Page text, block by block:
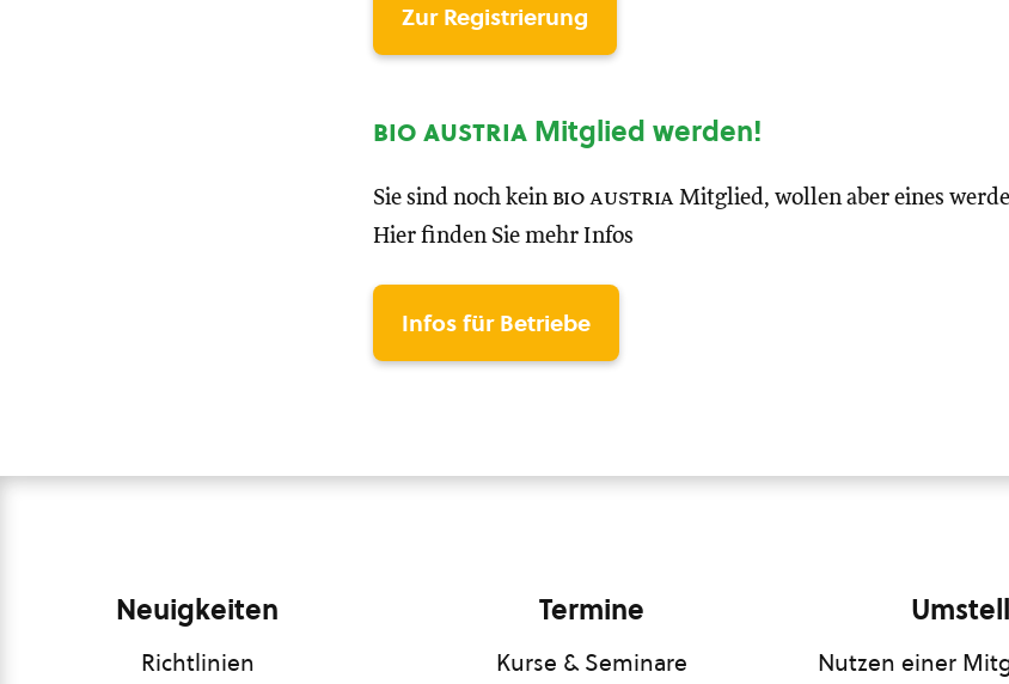
Zur Registrierung
bio austria Mitglied werden!
Sie sind noch kein bio austria Mitglied, wollen aber eines
Hier finden Sie mehr Infos
Infos für Betriebe
Neuigkeiten
Richtlinien
Termine
Kurse & Seminare
Nutzen einer